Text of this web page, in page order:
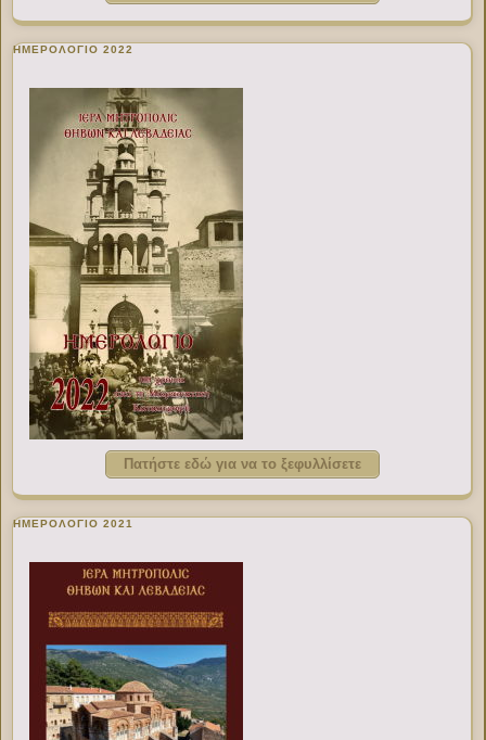
ΗΜΕΡΟΛΟΓΙΟ 2022
Πατήστε εδώ για να το ξεφυλλίσετε
ΗΜΕΡΟΛΟΓΙΟ 2021